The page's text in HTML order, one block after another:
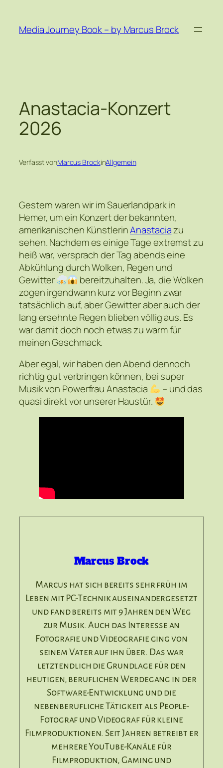
springen
Media Journey Book – by Marcus Brock
Anastacia-Konzert
2026
Verfasst vonMarcus BrockinAllgemein
Gestern waren wir im Sauerlandpark in
Hemer, um ein Konzert der bekannten,
amerikanischen KünstlerinAnastaciazu
sehen. Nachdem es einige Tage extremst zu
heiß war, versprach der Tag abends eine
Abkühlung durch Wolken, Regen und
Gewitter
bereitzuhalten. Ja, die Wolken
zogen irgendwann kurz vor Beginn zwar
tatsächlich auf, aber Gewitter aber auch der
lang ersehnte Regen blieben völlig aus. Es
war damit doch noch etwas zu warm für
meinen Geschmack.
Aber egal, wir haben den Abend dennoch
richtig gut verbringen können, bei super
Musik von Powerfrau Anastacia
– und das
quasi direkt vor unserer Haustür.
Marcus Brock
Marcus hat sich bereits sehr früh im
Leben mit PC-Technik auseinandergesetzt
und fand bereits mit 9 Jahren den Weg
zur Musik. Auch das Interesse an
Fotografie und Videografie ging von
seinem Vater auf ihn über. Das war
letztendlich die Grundlage für den
heutigen, beruflichen Werdegang in der
Software-Entwicklung und die
nebenberufliche Tätigkeit als People-
Fotograf und Videograf für kleine
Filmproduktionen. Seit Jahren betreibt er
mehrere YouTube-Kanäle für
Filmproduktion, Gaming und